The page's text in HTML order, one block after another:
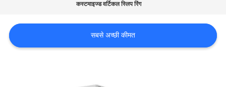
करें
कस्टमाइज्ड वर्टिकल स्लिप रिंग
सबसे अच्छी कीमत